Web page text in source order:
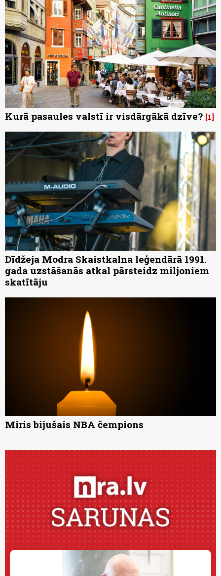
Kurā pasaules valstī ir visdārgākā dzīve? 1
Dīdžeja Modra Skaistkalna leģendārā 1991.
gada uzstāšanās atkal pārsteidz miljoniem
skatītāju
Miris bijušais NBA čempions